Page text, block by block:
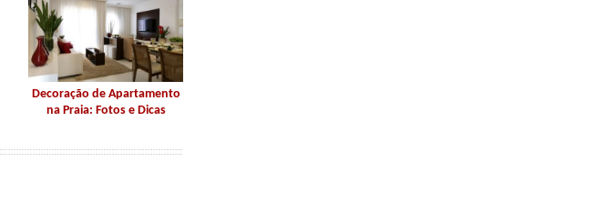
Decoração de Apartamento
na Praia: Fotos e Dicas